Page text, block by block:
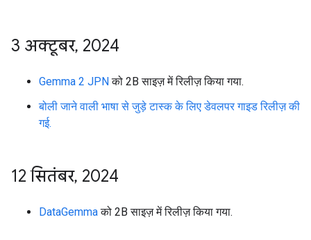
3 अक्टूबर, 2024
Gemma 2 JPNको 2B साइज़ में रिलीज़ किया गया.
बोली जाने वाली भाषा से जुड़े टास्क के लिए डेवलपर गाइड रिलीज़ की
गई.
12 सितंबर, 2024
DataGemmaको 2B साइज़ में रिलीज़ किया गया.